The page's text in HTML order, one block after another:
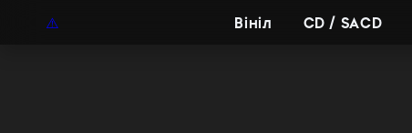
Вініл CD / SACD